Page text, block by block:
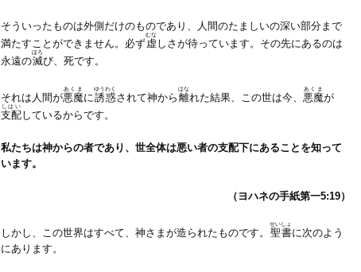
そういったものは外側だけのものであり、人間のたましいの深い部分まで
満たすことができません。必ず虚
むな
しさが待っています。その先にあるのは
永遠の滅
ほろ
び、死です。
それは人間が悪魔
あくま
に 誘惑
ゆうわく
されて神から 離
はな
れた結果、この世は今、 悪魔
あくま
が
支配
しはい
しているからです。
私たちは神からの者であり、世全体は悪い者の支配下にあることを知って
います。
（ヨハネの手紙第一5:19）
しかし、この世界はすべて、神さまが造られたものです。 聖書
せいしょ
に次のよう
にあります。